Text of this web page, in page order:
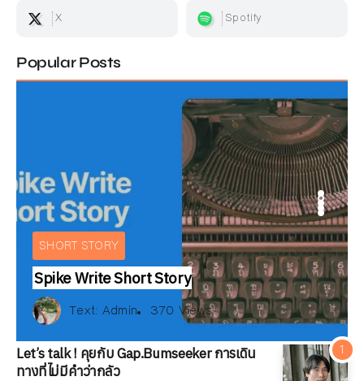
X Spotify
Popular Posts
ณัฐพงษ์ วิมลรัตน์ 147 Views
Multi Authors 475 Views
SHORT STORY
Spike Write Short Story
Text: Admin 370 Views
BOOKS REVIEW
Text: วัลคุ์วดี ชุมจุล 246 Views
Text: สมลดา เนียมละมูล
166 Views
ARTICLE
Text: ณัฐพงษ์ วิมลรัตน์ 147 Views
INTERVIEW
Text: Multi Authors 475 Views
Let’s talk ! คุยกับ Gap.Bumseeker การเดิน
ทางที่ไม่มีคำว่ากลัว